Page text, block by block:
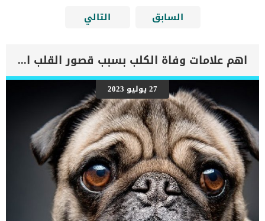
السابق التالي
اهم علامات وفاة الكلب بسبب قصور القلب الاحتقانى
27 يوليو 2023